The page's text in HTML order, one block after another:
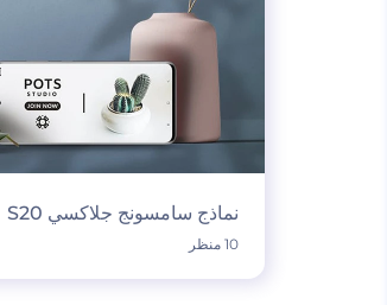
نماذج سامسونج جلاكسي S20
10 منظر